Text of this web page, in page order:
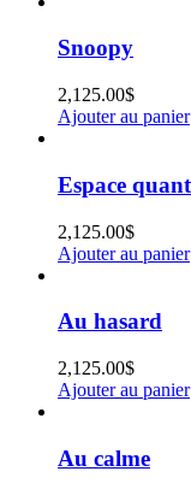
Snoopy
2,125.00$
Ajouter au panier
Espace
2,125.00$
Ajouter au panier
Au hasard
2,125.00$
Ajouter au panier
Au calme